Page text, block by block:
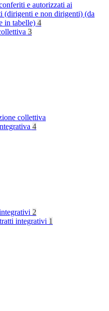
e autorizzati ai
(dirigenti e non dirigenti) (da
in tabelle) 4
3
collettiva
4
2
integrativi 1